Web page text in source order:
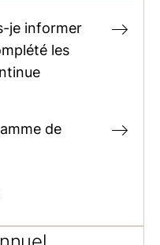
je informer
les
de